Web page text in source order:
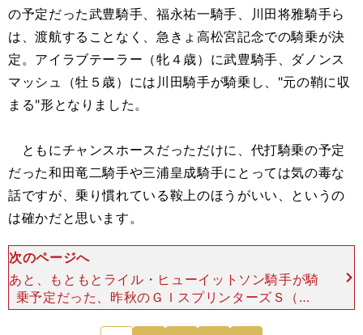
の予定だった武豊騎手、福永祐一騎手、川田将雅騎手ら
は、渡航することなく、急きょ高松宮記念での騎乗が決
定。アイラブテーラー（牝４歳）に武豊騎手、ダノンス
マッシュ（牡５歳）には川田騎手が騎乗し、"元の鞘に収
まる"形となりました。
ともにチャンスホースだっただけに、代打騎乗の予定
だった和田竜二騎手や三浦皇成騎手にとっては気の毒な
話ですが、乗り慣れている鞍上のほうがいい、というの
は確かだと思います。
次のページへ
あと、もともとライル・ヒューイットソン騎手が騎
乗予定だった、昨秋のＧＩスプリンターズＳ（中
山・芝1200ｍ）の優勝馬タワーオブロンドン（牡